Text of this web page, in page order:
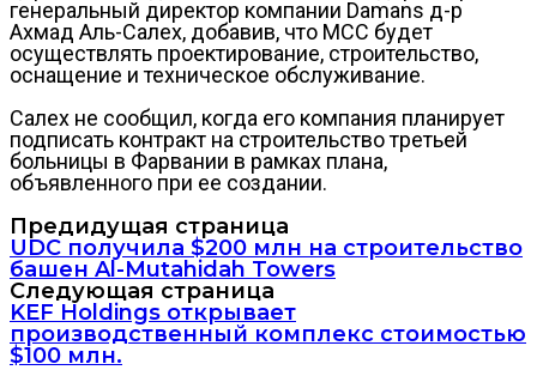
генеральный директор компании Damans д-р
Ахмад Аль-Салех, добавив, что MCC будет
осуществлять проектирование, строительство,
оснащение и техническое обслуживание.
Салех не сообщил, когда его компания планирует
подписать контракт на строительство третьей
больницы в Фарвании в рамках плана,
объявленного при ее создании.
Предидущая страница
UDC получила $200 млн на строительство
башен Al-Mutahidah Towers
Следующая страница
KEF Holdings открывает
производственный комплекс стоимостью
$100 млн.